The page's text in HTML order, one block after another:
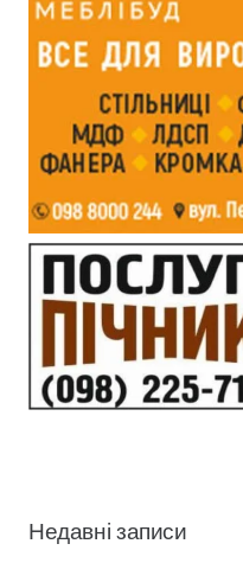
Недавні записи